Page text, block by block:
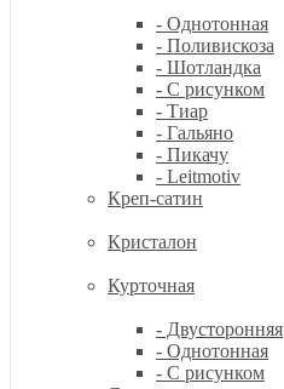
- Однотонная
- Поливискоза
- Шотландка
- С рисунком
- Тиар
- Гальяно
- Пикачу
- Leitmotiv
Креп-сатин
Кристалон
Курточная
- Двусторонняя
- Однотонная
- С рисунком